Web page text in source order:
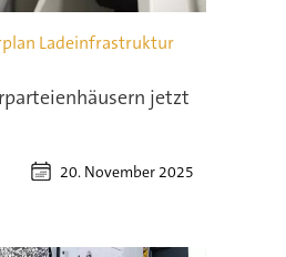
Ladeinfrastruktur
jetzt
20. November 2025